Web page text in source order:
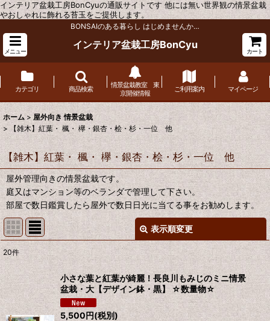
インテリア盆栽工房BonCyuの通販サイトです 他には無い世界観の情景盆栽
やおしゃれに飾れる苔玉をご提供します。
BONSAIのある暮らし はじめませんか…
メニュー
インテリア盆栽工房BonCyu
カート
カテゴリ 商品検索
情景盆栽教室 東
京開催情報
ご利用案内 マイページ
ホーム > 屋外向き 情景盆栽
> 【雑木】紅葉・ 楓・ 欅・銀杏・桧・杉・一位 他
【雑木】紅葉・ 楓・ 欅・銀杏・桧・杉・一位 他
屋外管理向きの情景盆栽です。
庭又はマンション等のベランダで管理して下さい。
部屋で数日鑑賞したら屋外で数日日光に当てる事をお勧めします。
表示順変更
表示数 :
並び順
20件
小さな葉と紅葉が綺麗！長良川もみじのミニ情景
盆栽・大【デザイン鉢・黒】 ☆数量物☆
5,500円(税別)